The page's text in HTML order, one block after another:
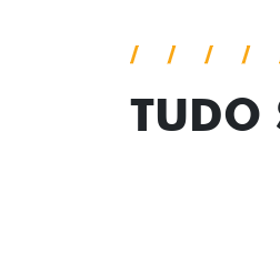
TUDO